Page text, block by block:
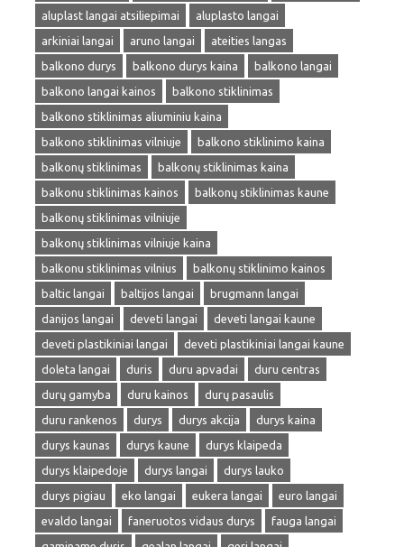
aluplast langai atsiliepimai
aluplasto langai
arkiniai langai
aruno langai
ateities langas
balkono durys
balkono durys kaina
balkono langai
balkono langai kainos
balkono stiklinimas
balkono stiklinimas aliuminiu kaina
balkono stiklinimas vilniuje
balkono stiklinimo kaina
balkonų stiklinimas
balkonų stiklinimas kaina
balkonu stiklinimas kainos
balkonų stiklinimas kaune
balkonų stiklinimas vilniuje
balkonų stiklinimas vilniuje kaina
balkonu stiklinimas vilnius
balkonų stiklinimo kainos
baltic langai
baltijos langai
brugmann langai
danijos langai
deveti langai
deveti langai kaune
deveti plastikiniai langai
deveti plastikiniai langai kaune
doleta langai
duris duru apvadai
duru centras
durų gamyba
duru kainos
durų pasaulis
duru rankenos
durys durys akcija
durys kaina
durys kaunas
durys kaune
durys klaipeda
durys klaipedoje
durys langai
durys lauko
durys pigiau
eko langai eukera langai
euro langai
evaldo langai
faneruotos vidaus durys
fauga langai